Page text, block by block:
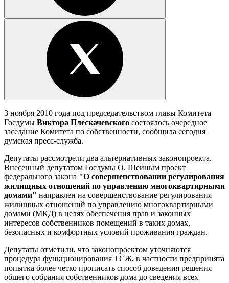
3 ноября 2010 года под председательством главы Комитета
Госдумы Виктора Плескачевского состоялось очередное
заседание Комитета по собственности, сообщила сегодня
думская пресс-служба.
Депутаты рассмотрели два альтернативных законопроекта.
Внесенный депутатом Госдумы О. Шеиным проект
федерального закона "О совершенствовании регулирования
жилищных отношений по управлению многоквартирными
домами" направлен на совершенствование регулирования
жилищных отношений по управлению многоквартирными
домами (МКД) в целях обеспечения прав и законных
интересов собственников помещений в таких домах,
безопасных и комфортных условий проживания граждан.
Депутаты отметили, что законопроектом уточняются
процедура функционирования ТСЖ, в частности предпринята
попытка более четко прописать способ доведения решения
общего собрания собственников дома до сведения всех